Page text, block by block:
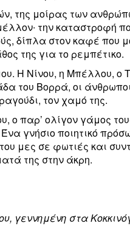
της μοίρας των
την καταστροφή
δίπλα στον καφέ που
της για το ρεμπέτικο.
Η Νίνου, η Μπέλλου,
του Βορρά, οι
τον χαμό της.
ο παρ’ ολίγον γάμος
γνήσιο ποιητικό
μες σε φωτιές και
της στην άκρη.
γεννημένη στα